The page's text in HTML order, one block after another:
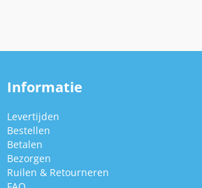
Informatie
Levertijden
Bestellen
Betalen
Bezorgen
Ruilen & Retourneren